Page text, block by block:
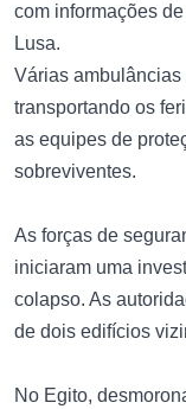
com informações
Lusa.
Várias
transportando os
as equipes de
sobreviventes.
As forças de
iniciaram uma
colapso. As
de dois edifícios
No Egito,